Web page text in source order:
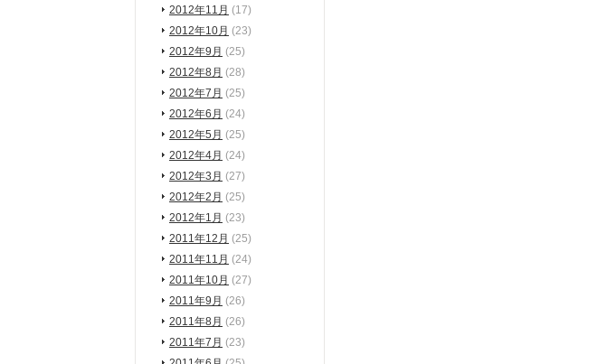
2012年11月 (17)
2012年10月 (23)
2012年9月 (25)
2012年8月 (28)
2012年7月 (25)
2012年6月 (24)
2012年5月 (25)
2012年4月 (24)
2012年3月 (27)
2012年2月 (25)
2012年1月 (23)
2011年12月 (25)
2011年11月 (24)
2011年10月 (27)
2011年9月 (26)
2011年8月 (26)
2011年7月 (23)